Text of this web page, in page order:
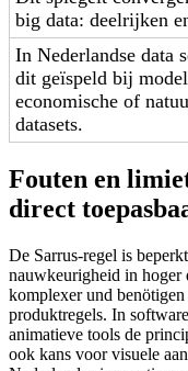
big data: deelrijken
In Nederlandse data
dit geïspeld bij
economische of
datasets.
Fouten en
direct
De Sarrus-regel is
nauwkeurigheid in hoger
komplexer und
produktregels. In
animatieve tools de
ook kans voor visuele